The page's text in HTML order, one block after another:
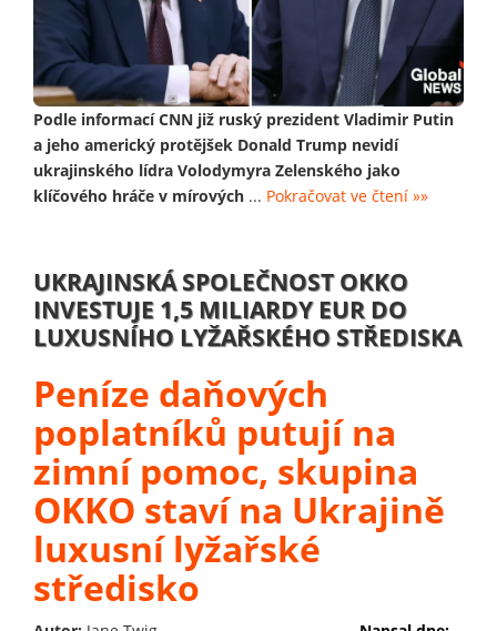
Podle informací CNN již ruský prezident Vladimir Putin
a jeho americký protějšek Donald Trump nevidí
ukrajinského lídra Volodymyra Zelenského jako
klíčového hráče v mírových ... Pokračovat ve čtení »»
UKRAJINSKÁ SPOLEČNOST OKKO
INVESTUJE 1,5 MILIARDY EUR DO
LUXUSNÍHO LYŽAŘSKÉHO STŘEDISKA
Peníze daňových
poplatníků putují na
zimní pomoc, skupina
OKKO staví na Ukrajině
luxusní lyžařské
středisko